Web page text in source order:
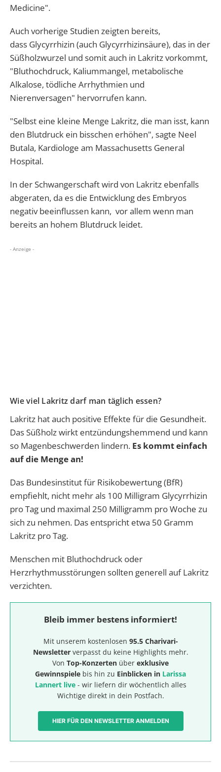
Medicine".
Auch vorherige Studien zeigten bereits,
dass Glycyrrhizin (auch Glycyrrhizinsäure), das in der
Süßholzwurzel und somit auch in Lakritz vorkommt,
"Bluthochdruck, Kaliummangel, metabolische
Alkalose, tödliche Arrhythmien und
Nierenversagen" hervorrufen kann.
"Selbst eine kleine Menge Lakritz, die man isst, kann
den Blutdruck ein bisschen erhöhen", sagte Neel
Butala, Kardiologe am Massachusetts General
Hospital.
In der Schwangerschaft wird von Lakritz ebenfalls
abgeraten, da es die Entwicklung des Embryos
negativ beeinflussen kann, vor allem wenn man
bereits an hohem Blutdruck leidet.
- Anzeige -
Wie viel Lakritz darf man täglich essen?
Lakritz hat auch positive Effekte für die Gesundheit.
Das Süßholz wirkt entzündungshemmend und kann
so Magenbeschwerden lindern. Es kommt einfach
auf die Menge an!
Das Bundesinstitut für Risikobewertung (BfR)
empfiehlt, nicht mehr als 100 Milligram Glycyrrhizin
pro Tag und maximal 250 Milligramm pro Woche zu
sich zu nehmen. Das entspricht etwa 50 Gramm
Lakritz pro Tag.
Menschen mit Bluthochdruck oder
Herzrhythmusstörungen sollten generell auf Lakritz
verzichten.
Bleib immer bestens informiert!
Mit unserem kostenlosen 95.5 Charivari-
Newsletterverpasst du keine Highlights mehr.
Von Top-Konzerten über exklusive
Gewinnspiele bis hin zu Einblicken in Larissa
Lannert live- wir liefern dir wöchentlich alles
Wichtige direkt in dein Postfach.
HIER FÜR DEN NEWSLETTER ANMELDEN